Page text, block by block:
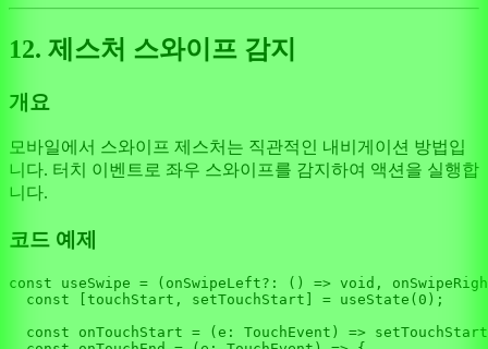
12. 제스처 스와이프 감지
개요
모바일에서 스와이프 제스처는 직관적인 내비게이션 방법입
니다. 터치 이벤트로 좌우 스와이프를 감지하여 액션을 실행합
니다.
코드 예제
const useSwipe = ( onSwipeLeft?: () => void ,
const [touchStart, setTouchStart] = useState ( 0 );
const
onTouchStart = ( e : TouchEvent ) => setTouchStart